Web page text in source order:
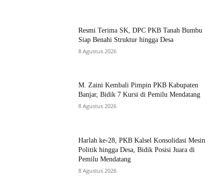
Resmi Terima SK, DPC PKB Tanah Bumbu
Siap Benahi Struktur hingga Desa
8 Agustus 2026
M. Zaini Kembali Pimpin PKB Kabupaten
Banjar, Bidik 7 Kursi di Pemilu Mendatang
8 Agustus 2026
Harlah ke-28, PKB Kalsel Konsolidasi Mesin
Politik hingga Desa, Bidik Posisi Juara di
Pemilu Mendatang
8 Agustus 2026